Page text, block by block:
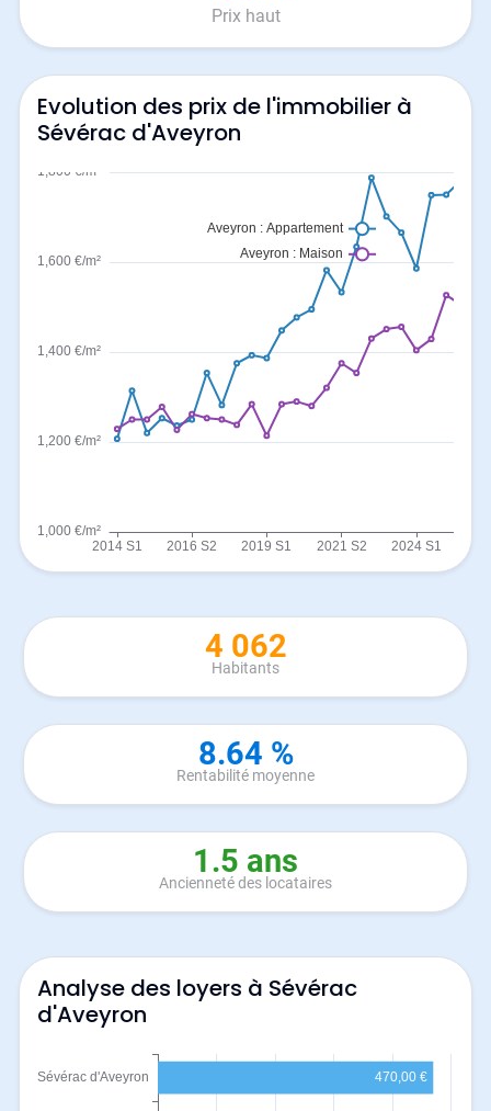
Prix haut
Evolution des prix de l'immobilier à
Sévérac d'Aveyron
4 062
Habitants
8.64 %
Rentabilité moyenne
1.5 ans
Ancienneté des locataires
Analyse des loyers à Sévérac
d'Aveyron